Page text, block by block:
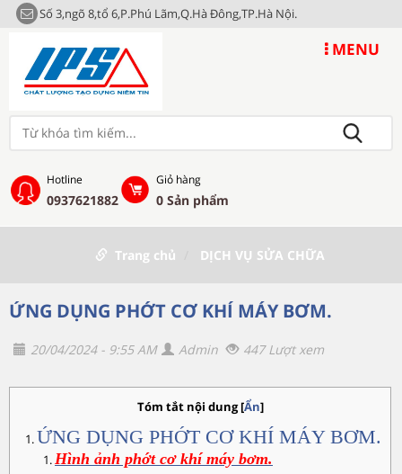
Số 3,ngõ 8,tổ 6,P.Phú Lãm,Q.Hà Đông,TP.Hà Nội.
MENU
Hotline
0937621882
Giỏ hàng
0 Sản phẩm
Trang chủ DỊCH VỤ SỬA CHỮA
ỨNG DỤNG PHỚT CƠ KHÍ MÁY BƠM.
20/04/2024 - 9:55 AM Admin 447 Lượt xem
Tóm tắt nội dung[Ẩn]
ỨNG DỤNG PHỚT CƠ KHÍ MÁY BƠM.
Hình ảnh phớt cơ khí máy bơm.